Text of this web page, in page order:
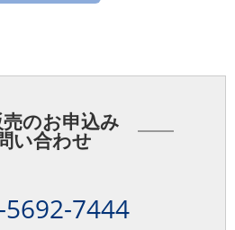
のお申込み
い合わせ
5692-7444